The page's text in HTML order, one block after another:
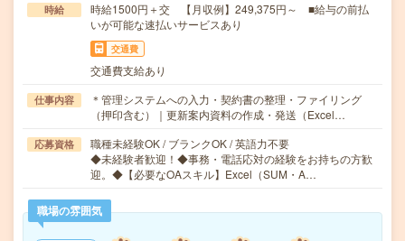
時給
時給1500円＋交 【月収例】249,375円～ ■給与の前払
いが可能な速払いサービスあり
交通費
交通費支給あり
仕事内容
＊管理システムへの入力・契約書の整理・ファイリング
（押印含む）｜更新案内資料の作成・発送（Excel…
応募資格
職種未経験OK / ブランクOK / 英語力不要
◆未経験者歓迎！◆事務・電話応対の経験をお持ちの方歓
迎。◆【必要なOAスキル】Excel（SUM・A…
職場の雰囲気